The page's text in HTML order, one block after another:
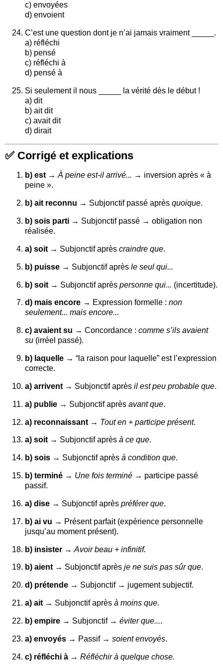
c) envoyées
d) envoient
C’est une question dont je n’ai jamais vraiment _____.
a) réfléchi
b) pensé
c) réfléchi à
d) pensé à
Si seulement il nous _____ la vérité dès le début !
a) dit
b) ait dit
c) avait dit
d) dirait
✅ Corrigé et explications
b) est→À peine est-il arrivé... → inversion après « à
peine ».
b) ait reconnu → Subjonctif passé après quoique.
b) sois parti → Subjonctif passé → obligation non
réalisée.
a) soit → Subjonctif après craindre que.
b) puisse → Subjonctif après le seul qui...
b) soit → Subjonctif après personne qui... (incertitude).
d) mais encore → Expression formelle : non
seulement... mais encore...
c) avaient su → Concordance : comme s’ils avaient
su (irréel passé).
b) laquelle → “la raison pour laquelle” est l’expression
correcte.
a) arrivent → Subjonctif après il est peu probable que.
a) publie → Subjonctif après avant que.
a) reconnaissant → Tout en + participe présent.
a) soit → Subjonctif après à ce que.
b) sois → Subjonctif après à condition que.
b) terminé → Une fois terminé → participe passé
passif.
a) dise → Subjonctif après préférer que.
b) ai vu → Présent parfait (expérience personnelle
jusqu’au moment présent).
b) insister → Avoir beau + infinitif.
b) aient → Subjonctif après je ne suis pas sûr que.
d) prétende → Subjonctif → jugement subjectif.
a) ait → Subjonctif après à moins que.
b) empire → Subjonctif → éviter que....
a) envoyés → Passif → soient envoyés.
c) réfléchi à → Réfléchir à quelque chose.